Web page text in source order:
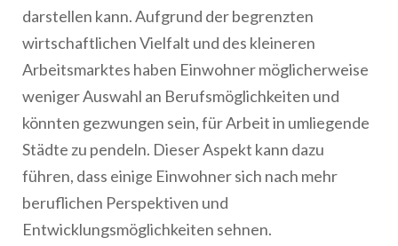
darstellen kann. Aufgrund der begrenzten
wirtschaftlichen Vielfalt und des kleineren
Arbeitsmarktes haben Einwohner möglicherweise
weniger Auswahl an Berufsmöglichkeiten und
könnten gezwungen sein, für Arbeit in umliegende
Städte zu pendeln. Dieser Aspekt kann dazu
führen, dass einige Einwohner sich nach mehr
beruflichen Perspektiven und
Entwicklungsmöglichkeiten sehnen.